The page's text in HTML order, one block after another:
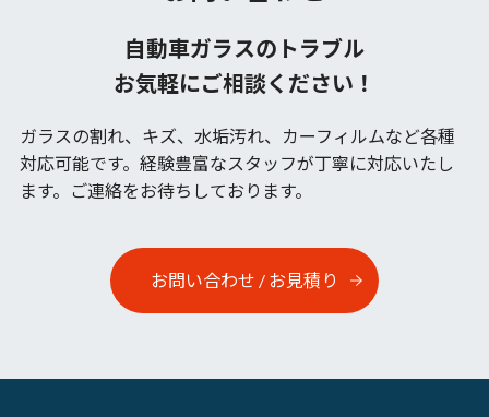
自動車ガラスのトラブル
お気軽にご相談ください！
ガラスの割れ、キズ、水垢汚れ、カーフィルムなど各種
対応可能です。 経験豊富なスタッフが丁寧に対応いたし
ます。ご連絡をお待ちしております。
お問い合わせ / お見積り